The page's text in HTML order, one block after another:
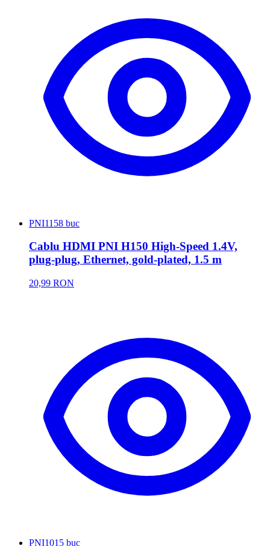
PNI1158 buc
Cablu HDMI PNI H150 High-Speed 1.4V,
plug-plug, Ethernet, gold-plated, 1.5 m
20,99 RON
PNI1015 buc